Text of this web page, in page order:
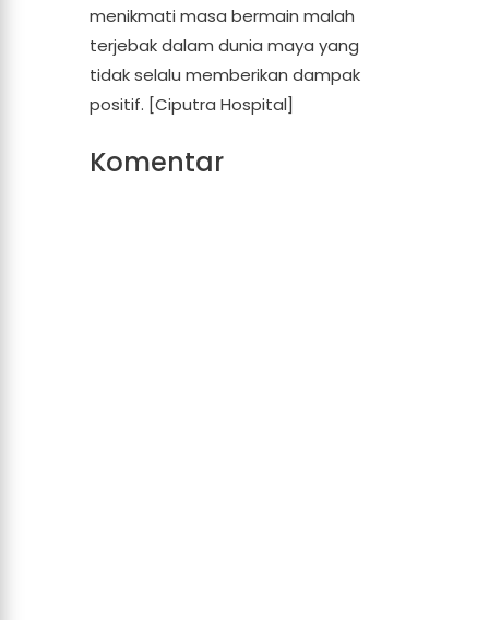
menikmati masa bermain malah
terjebak dalam dunia maya yang
tidak selalu memberikan dampak
positif. [Ciputra Hospital]
Komentar